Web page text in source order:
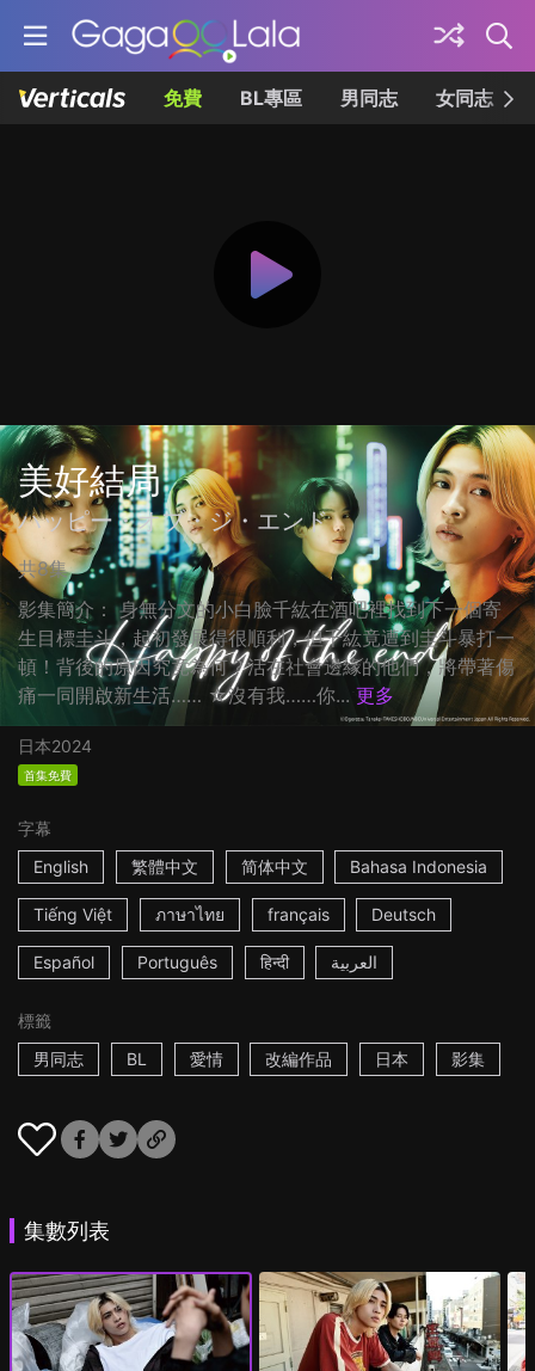
免費 BL專區 男同志 女同志
美好結局
ハッピー・オブ・ジ・エンド
共8集
影集簡介： 身無分文的小白臉千紘在酒吧裡找到下一個寄
生目標圭斗，起初發展得很順利，但千紘竟遭到圭斗暴打一
頓！背後的原因究竟為何？活在社會邊緣的他們，將帶著傷
痛一同開啟新生活…… ☆沒有我……你... 更多
日本2024
首集免費
字幕
English
繁體中文 简体中文 Bahasa Indonesia
Tiếng Việt ภาษาไทย français Deutsch
Español Português हिन्दी العربية
標籤
男同志
BL 愛情 改編作品 日本 影集
集數列表